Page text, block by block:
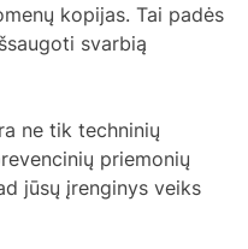
kopijas. Tai padės
svarbią
ne tik techninių
priemonių
jūsų įrenginys veiks